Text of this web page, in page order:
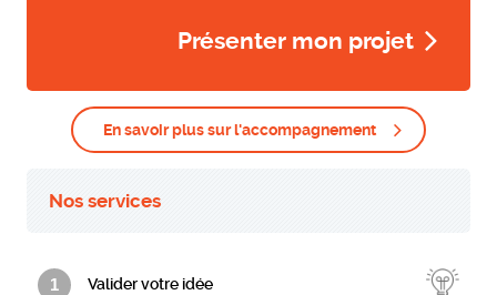
Présenter mon projet
En savoir plus sur l'accompagnement
Nos services
1 Valider votre idée